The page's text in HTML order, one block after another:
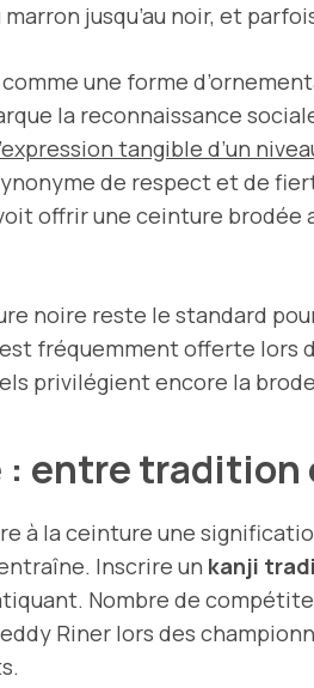
jusqu’au noir, et
une forme
la reconnaissance
tangible d’un
de respect et de
offrir une ceinture
noire reste le standard
fréquemment offerte lors
privilégient encore la
: entre
à la ceinture une
Inscrire un kanji
Nombre de
Riner lors des